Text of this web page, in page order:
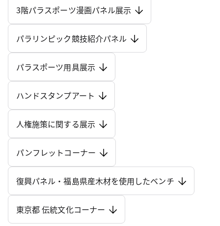
3階パラスポーツ漫画パネル展示
パラリンピック競技紹介パネル
パラスポーツ用具展示
ハンドスタンプアート
人権施策に関する展示
パンフレットコーナー
復興パネル・福島県産木材を使用したベンチ
東京都 伝統文化コーナー